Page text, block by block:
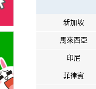
新加坡
馬來西亞
印尼
菲律賓